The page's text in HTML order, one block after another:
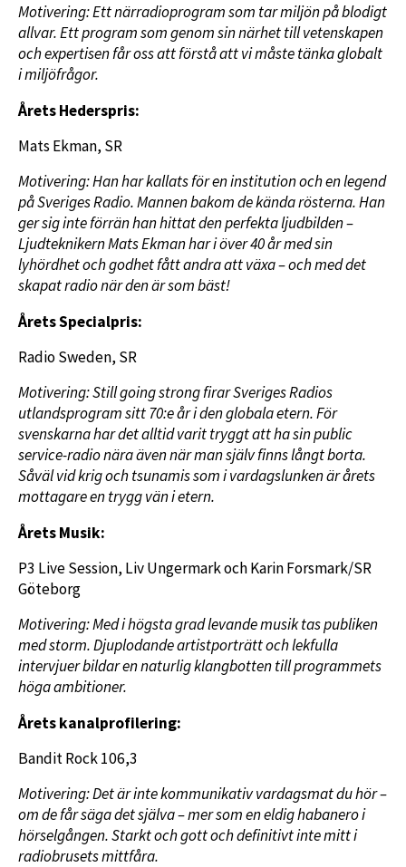
Motivering: Ett närradioprogram som tar miljön på blodigt
allvar. Ett program som genom sin närhet till vetenskapen
och expertisen får oss att förstå att vi måste tänka globalt
i miljöfrågor.
Årets Hederspris:
Mats Ekman, SR
Motivering: Han har kallats för en institution och en legend
på Sveriges Radio. Mannen bakom de kända rösterna. Han
ger sig inte förrän han hittat den perfekta ljudbilden –
Ljudteknikern Mats Ekman har i över 40 år med sin
lyhördhet och godhet fått andra att växa – och med det
skapat radio när den är som bäst!
Årets Specialpris:
Radio Sweden, SR
Motivering: Still going strong firar Sveriges Radios
utlandsprogram sitt 70:e år i den globala etern. För
svenskarna har det alltid varit tryggt att ha sin public
service-radio nära även när man själv finns långt borta.
Såväl vid krig och tsunamis som i vardagslunken är årets
mottagare en trygg vän i etern.
Årets Musik:
P3 Live Session, Liv Ungermark och Karin Forsmark/SR
Göteborg
Motivering:Med i högsta grad levande musik tas publiken
med storm. Djuplodande artistporträtt och lekfulla
intervjuer bildar en naturlig klangbotten till programmets
höga ambitioner.
Årets kanalprofilering:
Bandit Rock 106,3
Motivering: Det är inte kommunikativ vardagsmat du hör –
om de får säga det själva – mer som en eldig habanero i
hörselgången. Starkt och gott och definitivt inte mitt i
radiobrusets mittfåra.